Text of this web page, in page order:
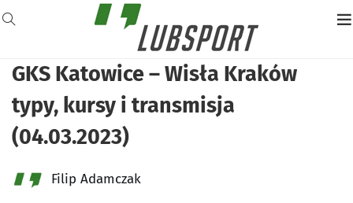
GKS Katowice – Wisła Kraków
typy, kursy i transmisja
(04.03.2023)
Filip Adamczak